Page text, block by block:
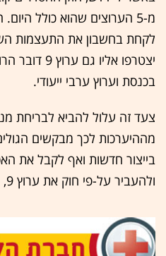
מ-5 הערוצים שהוא כולל
לקחת בחשבון את התעצמות
יצטרפו
בכנסת וערוץ ערבי ייעודי.
צעד זה עלול להביא לבריחת
מההיערכות לכך מבקשים
בייצור חדשות ואף לקבל את
ולהעביר על-פי חוק את ערוץ 9, ולספק לו אלטרנטיבה.